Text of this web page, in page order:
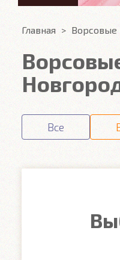
Главная Ворсовые
Все